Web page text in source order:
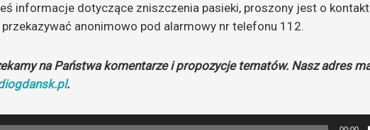
informacje dotyczące zniszczenia pasieki, proszony jest o
anonimowo pod alarmowy nr telefonu 112.
na Państwa komentarze i propozycje tematów. Nasz adres
.